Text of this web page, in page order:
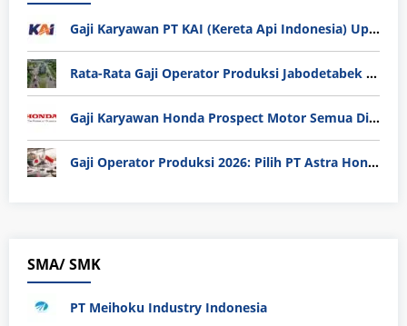
Gaji Karyawan PT KAI (Kereta Api Indonesia) Update 2025
Rata-Rata Gaji Operator Produksi Jabodetabek 2025: Bedah Tuntas UMK, Lemburan, dan Realita Hidup Buruh
Gaji Karyawan Honda Prospect Motor Semua Divisi
Gaji Operator Produksi 2026: Pilih PT Astra Honda Motor (AHM) atau Manufaktur di Jepang?
SMA/ SMK
PT Meihoku Industry Indonesia